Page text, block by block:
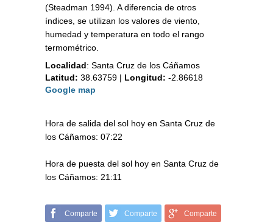
(Steadman 1994). A diferencia de otros
índices, se utilizan los valores de viento,
humedad y temperatura en todo el rango
termométrico.
Localidad: Santa Cruz de los Cáñamos
Latitud: 38.63759 | Longitud: -2.86618
Google map
Hora de salida del sol hoy en Santa Cruz de
los Cáñamos: 07:22
Hora de puesta del sol hoy en Santa Cruz de
los Cáñamos: 21:11
Comparte Comparte Comparte